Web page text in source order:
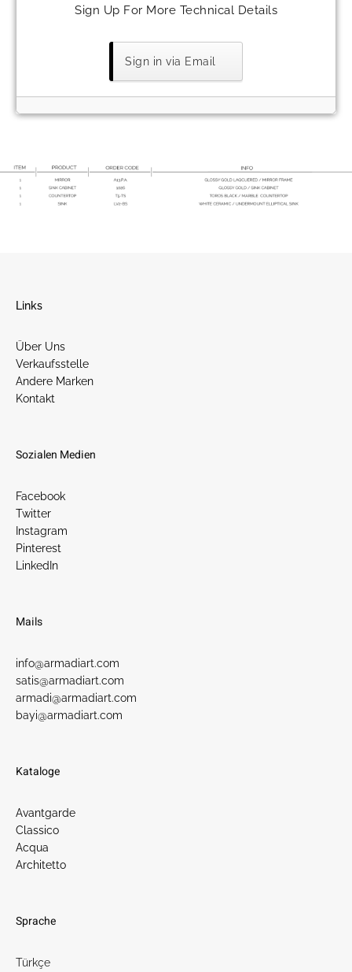
Sign Up For More Technical Details
Sign in via Email
Links
Über Uns
Verkaufsstelle
Andere Marken
Kontakt
Sozialen Medien
Facebook
Twitter
Instagram
Pinterest
LinkedIn
Mails
info@armadiart.com
satis@armadiart.com
armadi@armadiart.com
bayi@armadiart.com
Kataloge
Avantgarde
Classico
Acqua
Architetto
Sprache
Türkçe